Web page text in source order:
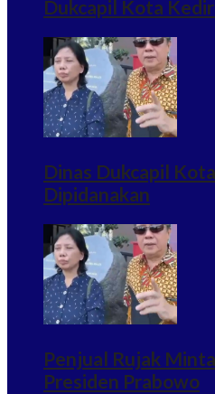
Dukcapil Kota
Dinas Dukcapil
Dipidanakan
Penjual Rujak
Presiden Prabowo